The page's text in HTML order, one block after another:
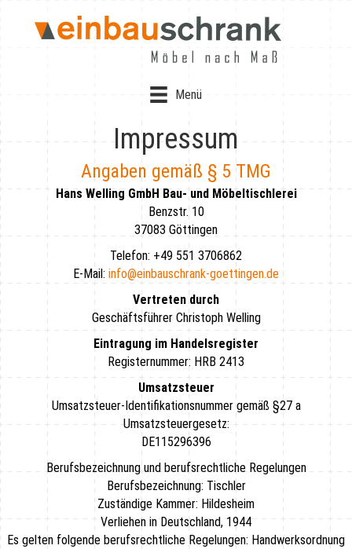
Menü
Impressum
Angaben gemäß § 5 TMG
Hans Welling GmbH Bau- und Möbeltischlerei
Benzstr. 10
37083 Göttingen
Telefon: +49 551 3706862
E-Mail: info@einbauschrank-goettingen.de
Vertreten durch
Geschäftsführer Christoph Welling
Eintragung im Handelsregister
Registernummer: HRB 2413
Umsatzsteuer
Umsatzsteuer-Identifikationsnummer gemäß §27 a
Umsatzsteuergesetz:
DE115296396
Berufsbezeichnung und berufsrechtliche Regelungen
Berufsbezeichnung: Tischler
Zuständige Kammer: Hildesheim
Verliehen in Deutschland, 1944
Es gelten folgende berufsrechtliche Regelungen: Handwerksordnung